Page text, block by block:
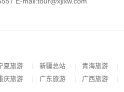
夏旅游 | 新疆总站 | 青海旅游 |
庆旅游 | 广东旅游 | 广西旅游 |